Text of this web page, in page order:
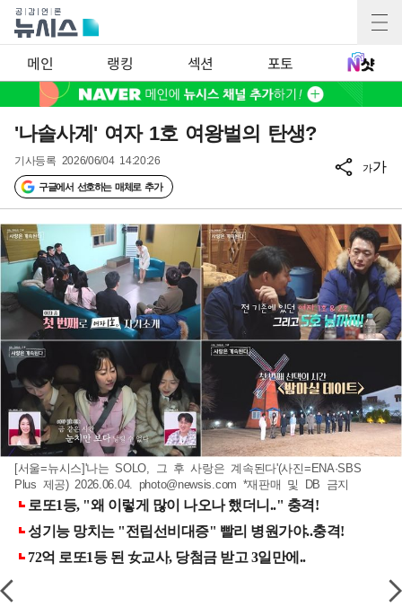
메인 랭킹 섹션 포토
'나솔사계' 여자 1호 여왕벌의 탄생?
기사등록 2026/06/04 14:20:26
구글에서 선호하는 매체로 추가
가가
[서울=뉴시스]'나는 SOLO, 그 후 사랑은 계속된다'(사진=ENA·SBS
Plus 제공) 2026.06.04. photo@newsis.com *재판매 및 DB 금지